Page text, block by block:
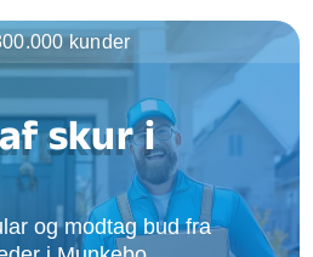
skur i
og modtag bud fra
kunder